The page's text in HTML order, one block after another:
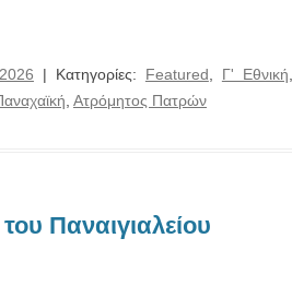
| Κατηγορίες: Featured Γ' Εθνική
Ατρόμητος Πατρών
Παναιγιαλείου